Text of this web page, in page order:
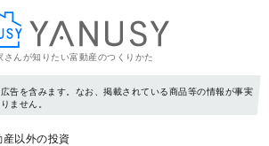
さんが知りたい富動産のつくりかた
告を含みます。なお、掲載されている商品等の情報が事実
ません。
産以外の投資